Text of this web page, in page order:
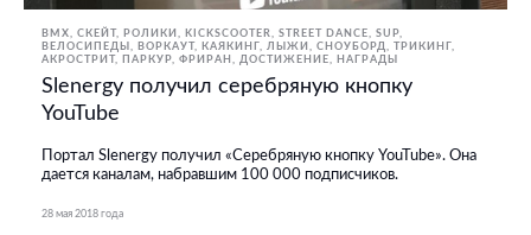
BMX, СКЕЙТ, РОЛИКИ KICKSCOOTER STREET DANCE
SUP
ВЕЛОСИПЕДЫ
ВОРКАУТ КАЯКИНГ ЛЫЖИ, СНОУБОРД
ТРИКИНГ,
АКРОСТРИТ, ПАРКУР, ФРИРАН
ДОСТИЖЕНИЕ НАГРАДЫ
Slenergy получил серебряную кнопку
YouTube
Портал Slenergy получил «Серебряную кнопку YouTube». Она
дается каналам, набравшим 100 000 подписчиков.
28 мая 2018 года